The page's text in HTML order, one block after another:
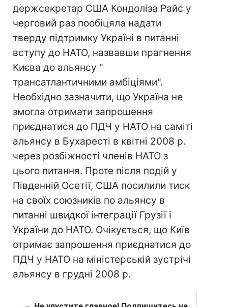
держсекретар США Кондоліза Райс у
черговий раз пообіцяла надати
тверду підтримку Україні в питанні
вступу до НАТО, назвавши прагнення
Києва до альянсу "
трансатлантичними амбіціями".
Необхідно зазначити, що Україна не
змогла отримати запрошення
приєднатися до ПДЧ у НАТО на саміті
альянсу в Бухаресті в квітні 2008 р.
через розбіжності членів НАТО з
цього питання. Проте після подій у
Південній Осетії, США посилили тиск
на своїх союзників по альянсу в
питанні швидкої інтеграції Грузії і
України до НАТО. Очікується, що Київ
отримає запрошення приєднатися до
ПДЧ у НАТО на міністерській зустрічі
альянсу в грудні 2008 р.